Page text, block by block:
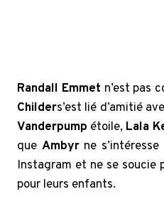
Randall Emmet n’est pas
Childers’est lié d’amitié
Vanderpump étoile, Lala
que Ambyrne s’intéresse
Instagram et ne se soucie
pour leurs enfants.